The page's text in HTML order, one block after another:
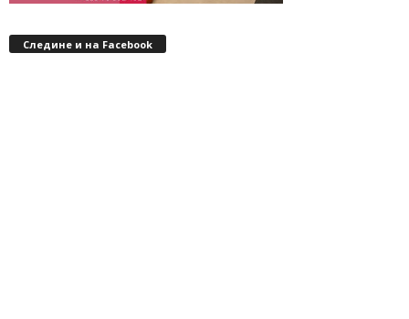
Следине и на Facebook